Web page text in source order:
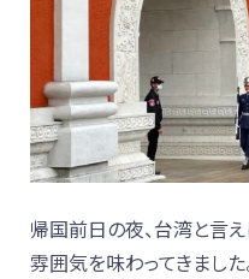
帰国前日の夜、台湾と言
雰囲気を味わってきました